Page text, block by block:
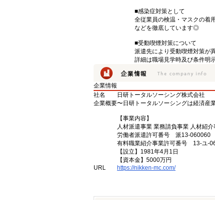
■感染症対策として
全従業員の検温・マスクの着
などを徹底しています◎
■受動喫煙対策について
派遣先により受動喫煙対策が
詳細は職場見学時及び条件明
企業情報
社名
日研トータルソーシング株式会社
企業概要〜日研トータルソーシングは経済産
【事業内容】
人材派遣事業 業務請負事業 人材紹介
労働者派遣許可番号 派13-060060
有料職業紹介事業許可番号 13-ユ-
【設立】1981年4月1日
【資本金】5000万円
URL
https://nikken-mc.com/